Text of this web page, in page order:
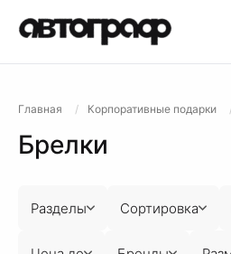
Главная Корпоративные подарки
Брелки
Разделы Сортировка